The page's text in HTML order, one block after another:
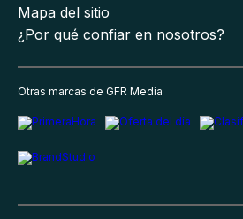
Mapa del sitio
¿Por qué confiar en nosotros?
Otras marcas de GFR Media